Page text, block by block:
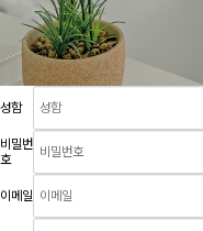
성함
비밀번
호
이메일